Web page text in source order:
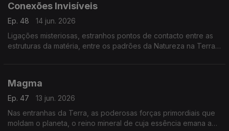
Conexões Invisíveis
Ep. 48
14 jun. 2026
Ligações misteriosas, estranhos pontos de contacto entre as
estruturas da matéria, entre os padrões da Natureza na Terra
Magma
Ep. 47
13 jun. 2026
Nas entranhas da Terra, as poderosas forças primordiais que
moldam o planeta, o reino mineral de cuja essência emana a